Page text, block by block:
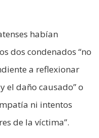
habían
dos condenados “no
a reflexionar
el daño causado” o
ni intentos
de la víctima”.